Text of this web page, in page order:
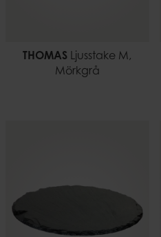
THOMAS Ljusstake M,
Mörkgrå